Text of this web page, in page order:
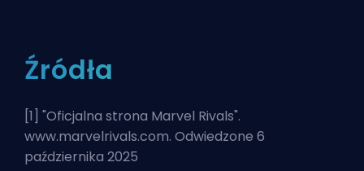
Źródła
[1] "Oficjalna strona Marvel Rivals".
www.marvelrivals.com. Odwiedzone 6
października 2025